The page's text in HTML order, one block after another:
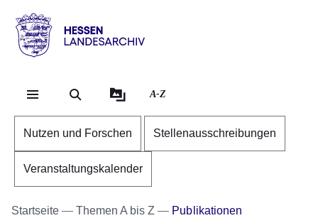
Hessen
Landesarchiv
A-Z
Nutzen und Forschen Stellenausschreibungen
Veranstaltungskalender
Startseite Themen A bis Z Publikationen